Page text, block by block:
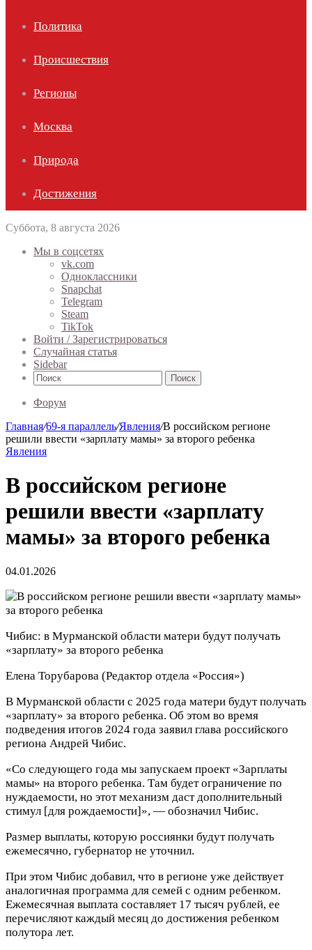
Политика
Происшествия
Регионы
Москва
Природа
Достижения
Суббота, 8 августа 2026
Мы в соцсетях
vk.com
Одноклассники
Snapchat
Telegram
Steam
TikTok
Войти / Зарегистрироваться
Случайная статья
Sidebar
Поиск
Форум
Главная/69-я параллель/Явления/В российском регионе
решили ввести «зарплату мамы» за второго ребенка
Явления
В российском регионе
решили ввести «зарплату
мамы» за второго ребенка
04.01.2026
Чибис: в Мурманской области матери будут получать
«зарплату» за второго ребенка
Елена Торубарова (Редактор отдела «Россия»)
В Мурманской области с 2025 года матери будут получать
«зарплату» за второго ребенка. Об этом во время
подведения итогов 2024 года заявил глава российского
региона Андрей Чибис.
«Со следующего года мы запускаем проект «Зарплаты
мамы» на второго ребенка. Там будет ограничение по
нуждаемости, но этот механизм даст дополнительный
стимул [для рождаемости]», — обозначил Чибис.
Размер выплаты, которую россиянки будут получать
ежемесячно, губернатор не уточнил.
При этом Чибис добавил, что в регионе уже действует
аналогичная программа для семей с одним ребенком.
Ежемесячная выплата составляет 17 тысяч рублей, ее
перечисляют каждый месяц до достижения ребенком
полутора лет.